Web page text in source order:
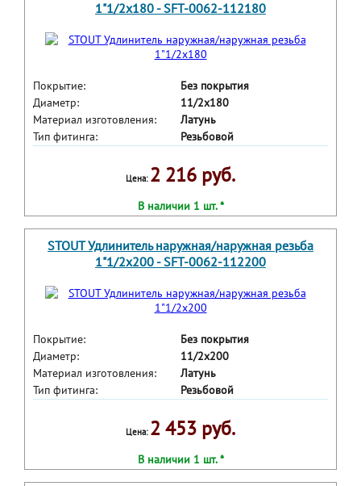
1"1/2x180 - SFT-0062-112180
Покрытие:
Без покрытия
Диаметр:
11/2x180
Материал изготовления:
Латунь
Тип фитинга:
Резьбовой
Цена: 2 216 руб.
В наличии 1 шт. *
STOUT Удлинитель наружная/наружная резьба
1"1/2x200 - SFT-0062-112200
Покрытие:
Без покрытия
Диаметр:
11/2x200
Материал изготовления:
Латунь
Тип фитинга:
Резьбовой
Цена: 2 453 руб.
В наличии 1 шт. *